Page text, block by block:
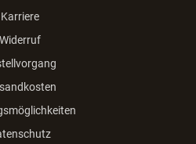
Karriere
Widerruf